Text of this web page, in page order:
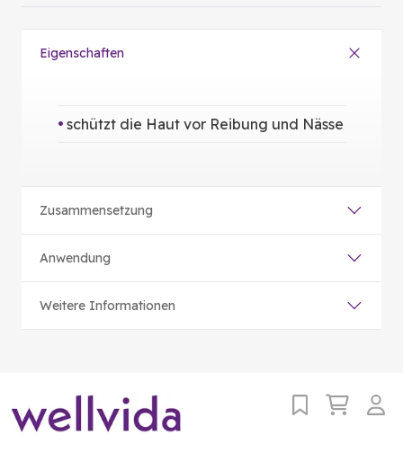
Eigenschaften
schützt die Haut vor Reibung und Nässe
Zusammensetzung
Anwendung
Weitere Informationen